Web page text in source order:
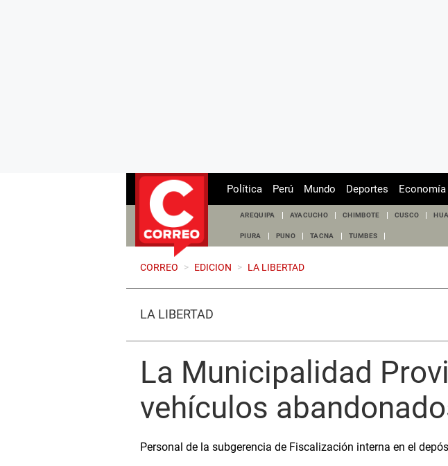
Política Perú Mundo Deportes Economía
AREQUIPA AYACUCHO CHIMBOTE CUSCO
PIURA PUNO TACNA TUMBES
CORREO > EDICION > LA LIBERTAD
LA LIBERTAD
La Municipalidad
vehículos
Personal de la subgerencia de Fiscalización interna en el